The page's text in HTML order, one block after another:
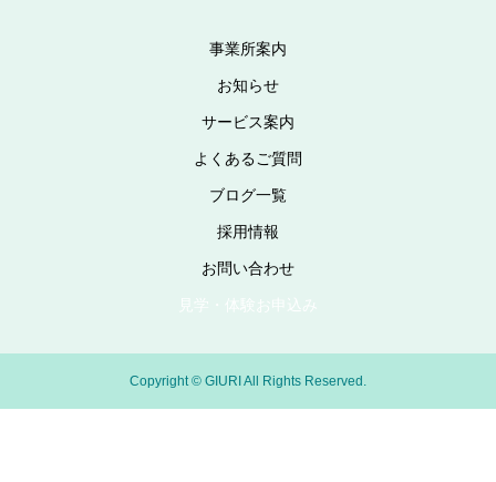
事業所案内
お知らせ
サービス案内
よくあるご質問
ブログ一覧
採用情報
お問い合わせ
見学・体験お申込み
Copyright © GIURI All Rights Reserved.